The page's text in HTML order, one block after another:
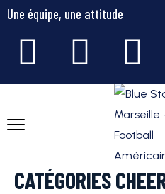
Une équipe, une attitude
CATÉGORIES